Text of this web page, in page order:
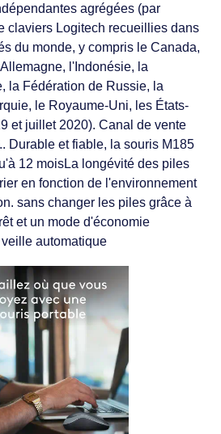
agrégées (par
claviers Logitech recueillies dans
du monde, y compris le Canada,
l'Indonésie, la
la Fédération de Russie, la
le Royaume-Uni, les États-
et juillet 2020). Canal de vente
Durable et fiable, la souris M185
12 moisLa longévité des piles
en fonction de l'environnement
sans changer les piles grâce à
et un mode d'économie
automatique